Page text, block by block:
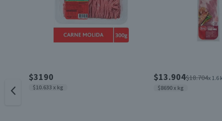
$3190
$10.633 x kg
$13.904$18.704x 1.6
$8690 x kg